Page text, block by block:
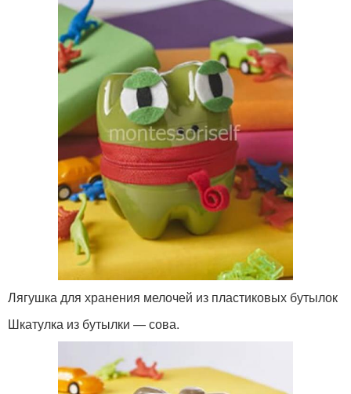
Лягушка для хранения мелочей из пластиковых бутылок
Шкатулка из бутылки — сова.